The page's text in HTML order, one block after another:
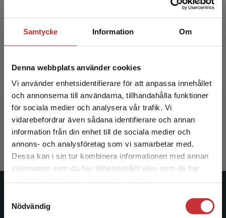
Samtycke Information Om
Denna webbplats använder cookies
Vi använder enhetsidentifierare för att anpassa innehållet
och annonserna till användarna, tillhandahålla funktioner
för sociala medier och analysera vår trafik. Vi
vidarebefordrar även sådana identifierare och annan
information från din enhet till de sociala medier och
annons- och analysföretag som vi samarbetar med.
Dessa kan i sin tur kombinera informationen med annan
information som du har tillhandahållit eller som de har
Nödvändig
Begränsad fraktregion
Det verkar som att du besöker
studentlitteratur.se via en enhet utanför Sverige.
Vi erbjuder inte leveranser utanför Sverige. För
att kunna slutföra ett köp måste
Att ta vara på barns röster
Dahlbeck, Per (red.)
171 krinkl. moms
Exkl. moms: 161 kr